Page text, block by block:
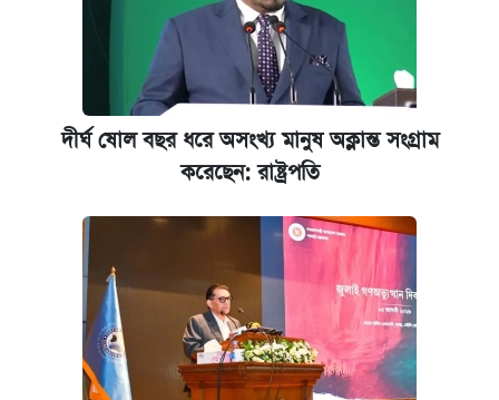
দীর্ঘ ষোল বছর ধরে অসংখ্য মানুষ অক্লান্ত সংগ্রাম
করেছেন: রাষ্ট্রপতি